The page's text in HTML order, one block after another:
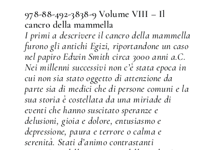
978-88-492-3838-9 Volume VIII – Il
cancro della mammella
I primi a descrivere il cancro della mammella
furono gli antichi Egizi, riportandone un caso
nel papiro Edwin Smith circa 3000 anni a.C.
Nei millenni successivi non c’è stata epoca in
cui non sia stato oggetto di attenzione da
parte sia di medici che di persone comuni e la
sua storia è costellata da una miriade di
eventi che hanno suscitato speranze e
delusioni, gioia e dolore, entusiasmo e
depressione, paura e terrore o calma e
serenità. Stati d’animo contrastanti